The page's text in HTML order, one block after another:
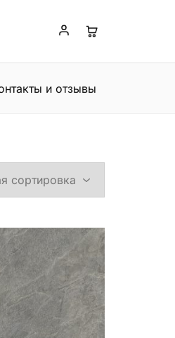
и отзывы